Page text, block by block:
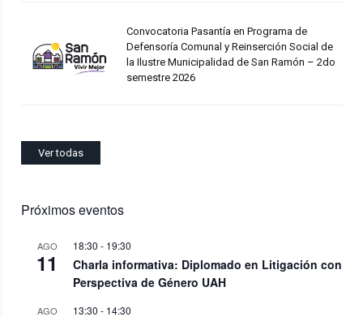
Convocatoria Pasantía en Programa de
Defensoría Comunal y Reinserción Social de
la Ilustre Municipalidad de San Ramón – 2do
semestre 2026
Ver todas
Próximos eventos
AGO
11
18:30 - 19:30
Charla informativa: Diplomado en Litigación con
Perspectiva de Género UAH
AGO 13:30 - 14:30